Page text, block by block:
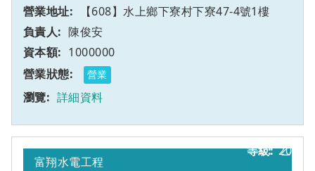
【608】水上鄉下寮村下寮47-4號1樓
陳俊安
1000000
營業
詳細資料
20
富翔水電工程
乙